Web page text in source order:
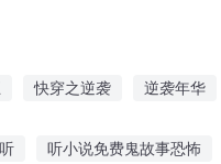
快穿之逆袭 逆袭年华
听小说免费鬼故事恐怖